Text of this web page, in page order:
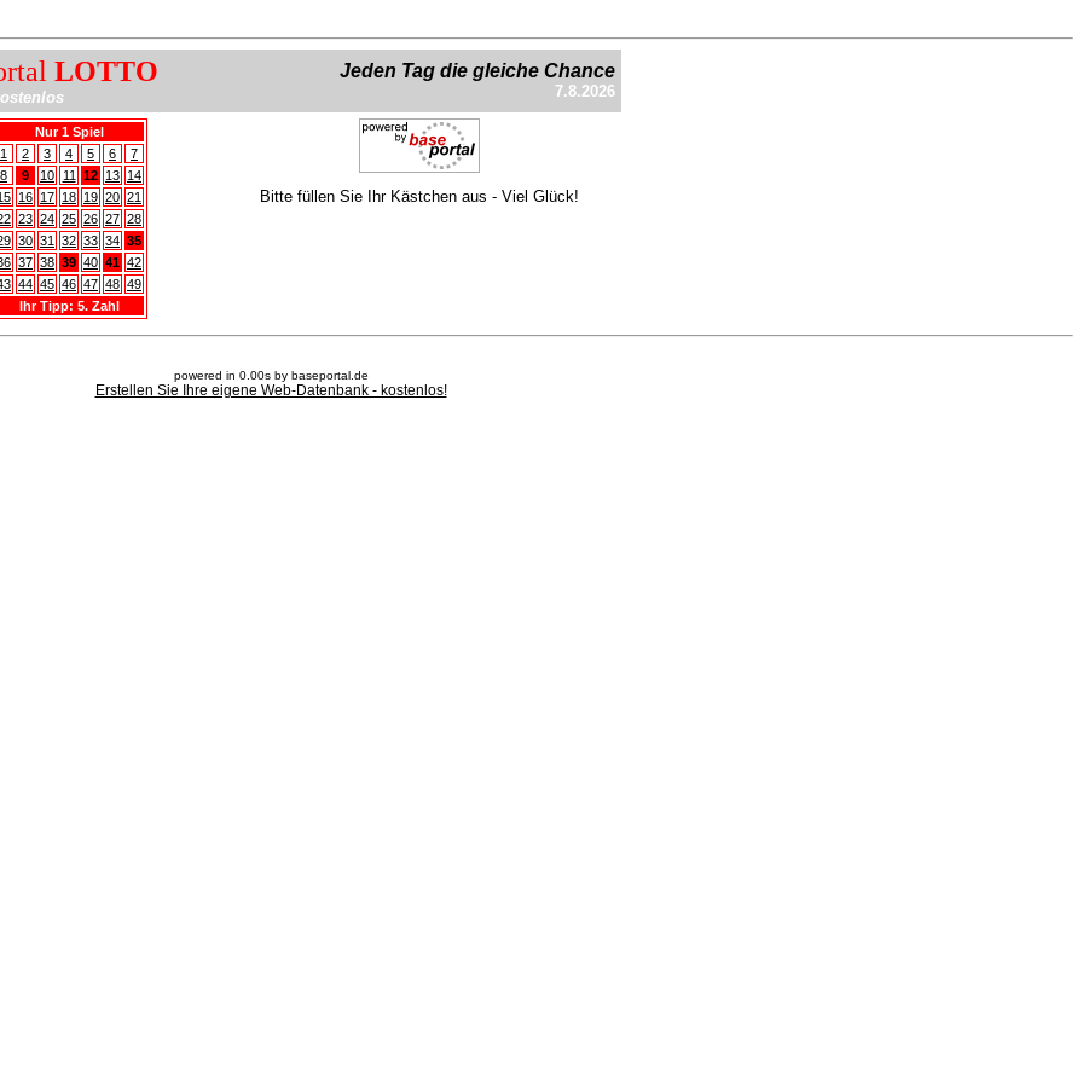
LOTTO Jeden Tag die gleiche Chance
7.8.2026
Nur 1 Spiel
1
2 3 4 5 6
7
8
9 10 11 12 13 14
16 17 18 19 20 21
23 24 25 26 27 28
30 31 32 33 34 35
37 38 39 40 41 42
44 45 46 47 48 49
Ihr Tipp: 5. Zahl
Bitte füllen Sie Ihr Kästchen aus - Viel Glück!
powered in 0.00s by baseportal.de
Erstellen Sie Ihre eigene Web-Datenbank - kostenlos!